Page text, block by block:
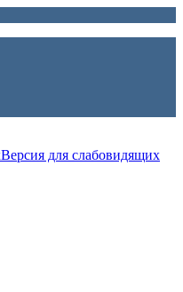
Версия для слабовидящих